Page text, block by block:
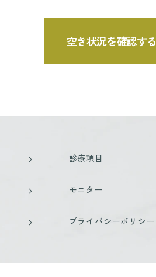
空き状況を確認する
診療項目
モニター
プライバシーポリシー